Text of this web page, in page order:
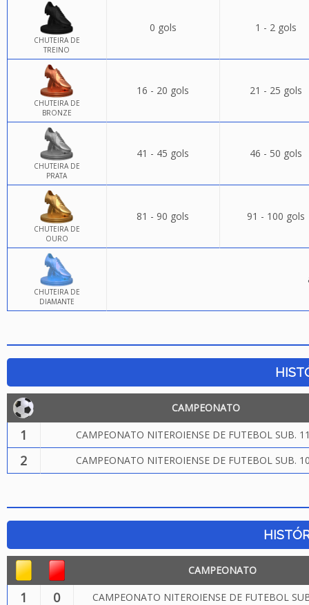
CHUTEIRA DE
TREINO
0 gols 1 - 2 gols
CHUTEIRA DE
BRONZE
16 - 20 gols 21 - 25 gols
CHUTEIRA DE
PRATA
41 - 45 gols 46 - 50 gols
CHUTEIRA DE
OURO
81 - 90 gols 91 - 100 gols
CHUTEIRA DE
DIAMANTE
CAMPEONATO
1 CAMPEONATO NITEROIENSE DE FUTEBOL SUB.
2 CAMPEONATO NITEROIENSE DE FUTEBOL SUB.
CAMPEONATO
1 0 CAMPEONATO NITEROIENSE DE FUTEBOL